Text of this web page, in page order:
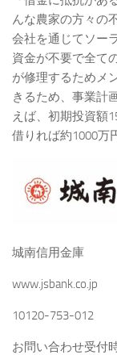
んな農家の方々の
会社を通じてソー
資金が不要で全て
が修理するためメ
きるため、事業計
えば、初期投資額
借りれば約1000万
城南信用金庫
www.jsbank.co.jp
10120-753-012
お問い合わせ受付